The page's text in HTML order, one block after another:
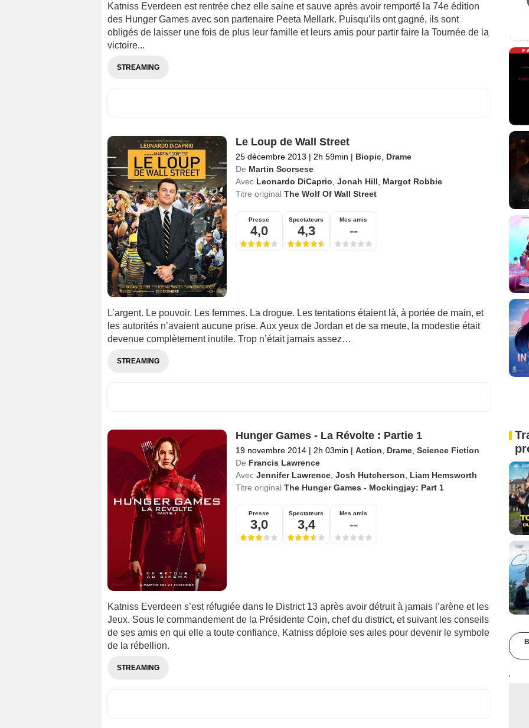
Katniss Everdeen est rentrée chez elle saine et sauve après avoir remporté la 74e édition
des Hunger Games avec son partenaire Peeta Mellark. Puisqu’ils ont gagné, ils sont
obligés de laisser une fois de plus leur famille et leurs amis pour partir faire la Tournée de la
victoire...
STREAMING
Le Loup de Wall Street
25 décembre 2013 | 2h 59min | Biopic, Drame
De Martin Scorsese
Avec Leonardo DiCaprio Jonah Hill
Margot Robbie
Titre original The Wolf Of Wall Street
Presse
4,0
Spectateurs
4,3
Mes amis
--
L’argent. Le pouvoir. Les femmes. La drogue. Les tentations étaient là, à portée de main, et
les autorités n’avaient aucune prise. Aux yeux de Jordan et de sa meute, la modestie était
devenue complètement inutile. Trop n’était jamais assez…
STREAMING
Hunger Games - La Révolte : Partie 1
19 novembre 2014 | 2h 03min | Action Drame, Science Fiction
De Francis Lawrence
Avec Jennifer Lawrence, Josh Hutcherson
Liam Hemsworth
Titre original The Hunger Games - Mockingjay: Part 1
Presse
3,0
Spectateurs
3,4
Mes amis
--
Katniss Everdeen s’est réfugiée dans le District 13 après avoir détruit à jamais l’arène et les
Jeux. Sous le commandement de la Présidente Coin, chef du district, et suivant les conseils
de ses amis en qui elle a toute confiance, Katniss déploie ses ailes pour devenir le symbole
de la rébellion.
STREAMING
'